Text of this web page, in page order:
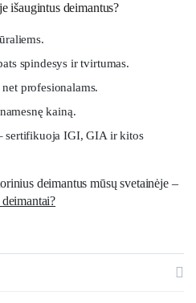
išaugintus deimantus?
spindesys ir tvirtumas.
profesionalams.
kainą.
sertifikuoja IGI, GIA ir kitos
deimantus mūsų svetainėje –